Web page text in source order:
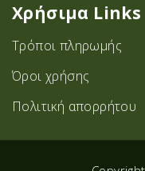
Χρήσιμα Links
Τρόποι πληρωμής
Όροι χρήσης
Πολιτική απορρήτου